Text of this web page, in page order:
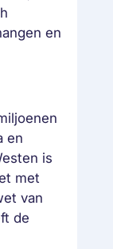
en
en
is
met
van
de